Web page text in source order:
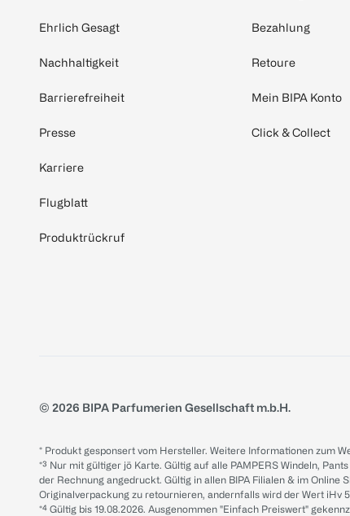
Ehrlich Gesagt
Nachhaltigkeit
Barrierefreiheit
Presse
Karriere
Flugblatt
Produktrückruf
Bezahlung
Retoure
Mein BIPA Konto
Click & Collect
© 2026 BIPA Parfumerien Gesellschaft m.b.H.
* Produkt gesponsert vom Hersteller. Weitere Informationen zum
*³ Nur mit gültiger jö Karte. Gültig auf alle PAMPERS Windeln,
der Rechnung angedruckt. Gültig in allen BIPA Filialen & im
Originalverpackung zu retournieren, andernfalls wird der Wert iHv
*⁴ Gültig bis 19.08.2026. Ausgenommen "Einfach Preiswert"